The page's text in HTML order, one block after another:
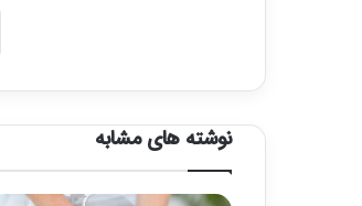
نوشته های مشابه